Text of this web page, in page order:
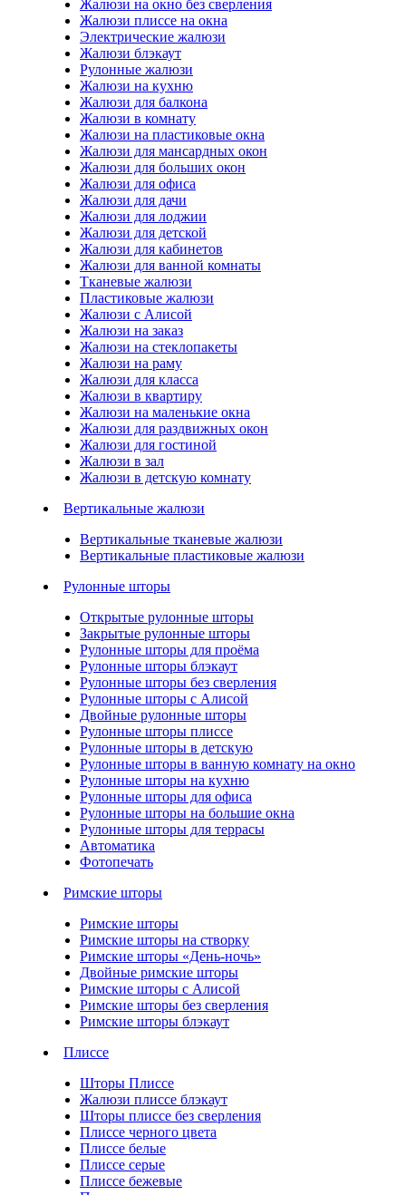
Жалюзи на окно без сверления
Жалюзи плиссе на окна
Электрические жалюзи
Жалюзи блэкаут
Рулонные жалюзи
Жалюзи на кухню
Жалюзи для балкона
Жалюзи в комнату
Жалюзи на пластиковые окна
Жалюзи для мансардных окон
Жалюзи для больших окон
Жалюзи для офиса
Жалюзи для дачи
Жалюзи для лоджии
Жалюзи для детской
Жалюзи для кабинетов
Жалюзи для ванной комнаты
Тканевые жалюзи
Пластиковые жалюзи
Жалюзи с Алисой
Жалюзи на заказ
Жалюзи на стеклопакеты
Жалюзи на раму
Жалюзи для класса
Жалюзи в квартиру
Жалюзи на маленькие окна
Жалюзи для раздвижных окон
Жалюзи для гостиной
Жалюзи в зал
Жалюзи в детскую комнату
Вертикальные жалюзи
Вертикальные тканевые жалюзи
Вертикальные пластиковые жалюзи
Рулонные шторы
Открытые рулонные шторы
Закрытые рулонные шторы
Рулонные шторы для проёма
Рулонные шторы блэкаут
Рулонные шторы без сверления
Рулонные шторы с Алисой
Двойные рулонные шторы
Рулонные шторы плиссе
Рулонные шторы в детскую
Рулонные шторы в ванную комнату на окно
Рулонные шторы на кухню
Рулонные шторы для офиса
Рулонные шторы на большие окна
Рулонные шторы для террасы
Автоматика
Фотопечать
Римские шторы
Римские шторы
Римские шторы на створку
Римские шторы «День-ночь»
Двойные римские шторы
Римские шторы с Алисой
Римские шторы без сверления
Римские шторы блэкаут
Плиссе
Шторы Плиссе
Жалюзи плиссе блэкаут
Шторы плиссе без сверления
Плиссе черного цвета
Плиссе белые
Плиссе серые
Плиссе бежевые